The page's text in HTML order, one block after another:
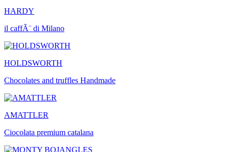
HARDY
il caffÃ¨ di Milano
HOLDSWORTH
Chocolates and truffles Handmade
AMATTLER
Ciocolata premium catalana